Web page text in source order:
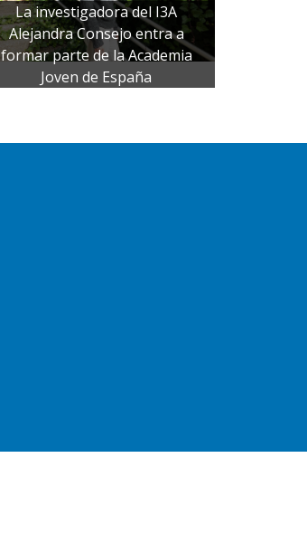
La investigadora del I3A
Alejandra Consejo entra a
formar parte de la Academia
Joven de España